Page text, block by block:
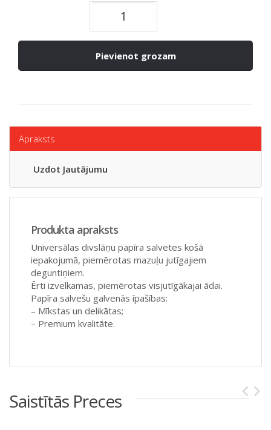
Pievienot grozam
Apraksts
Uzdot Jautājumu
Produkta apraksts
Universālas divslāņu papīra salvetes košā
iepakojumā, piemērotas mazuļu jutīgajiem
deguntiņiem.
Ērti izvelkamas, piemērotas visjutīgākajai ādai.
Papīra salvešu galvenās īpašības:
– Mīkstas un delikātas;
– Premium kvalitāte.
Saistītās Preces